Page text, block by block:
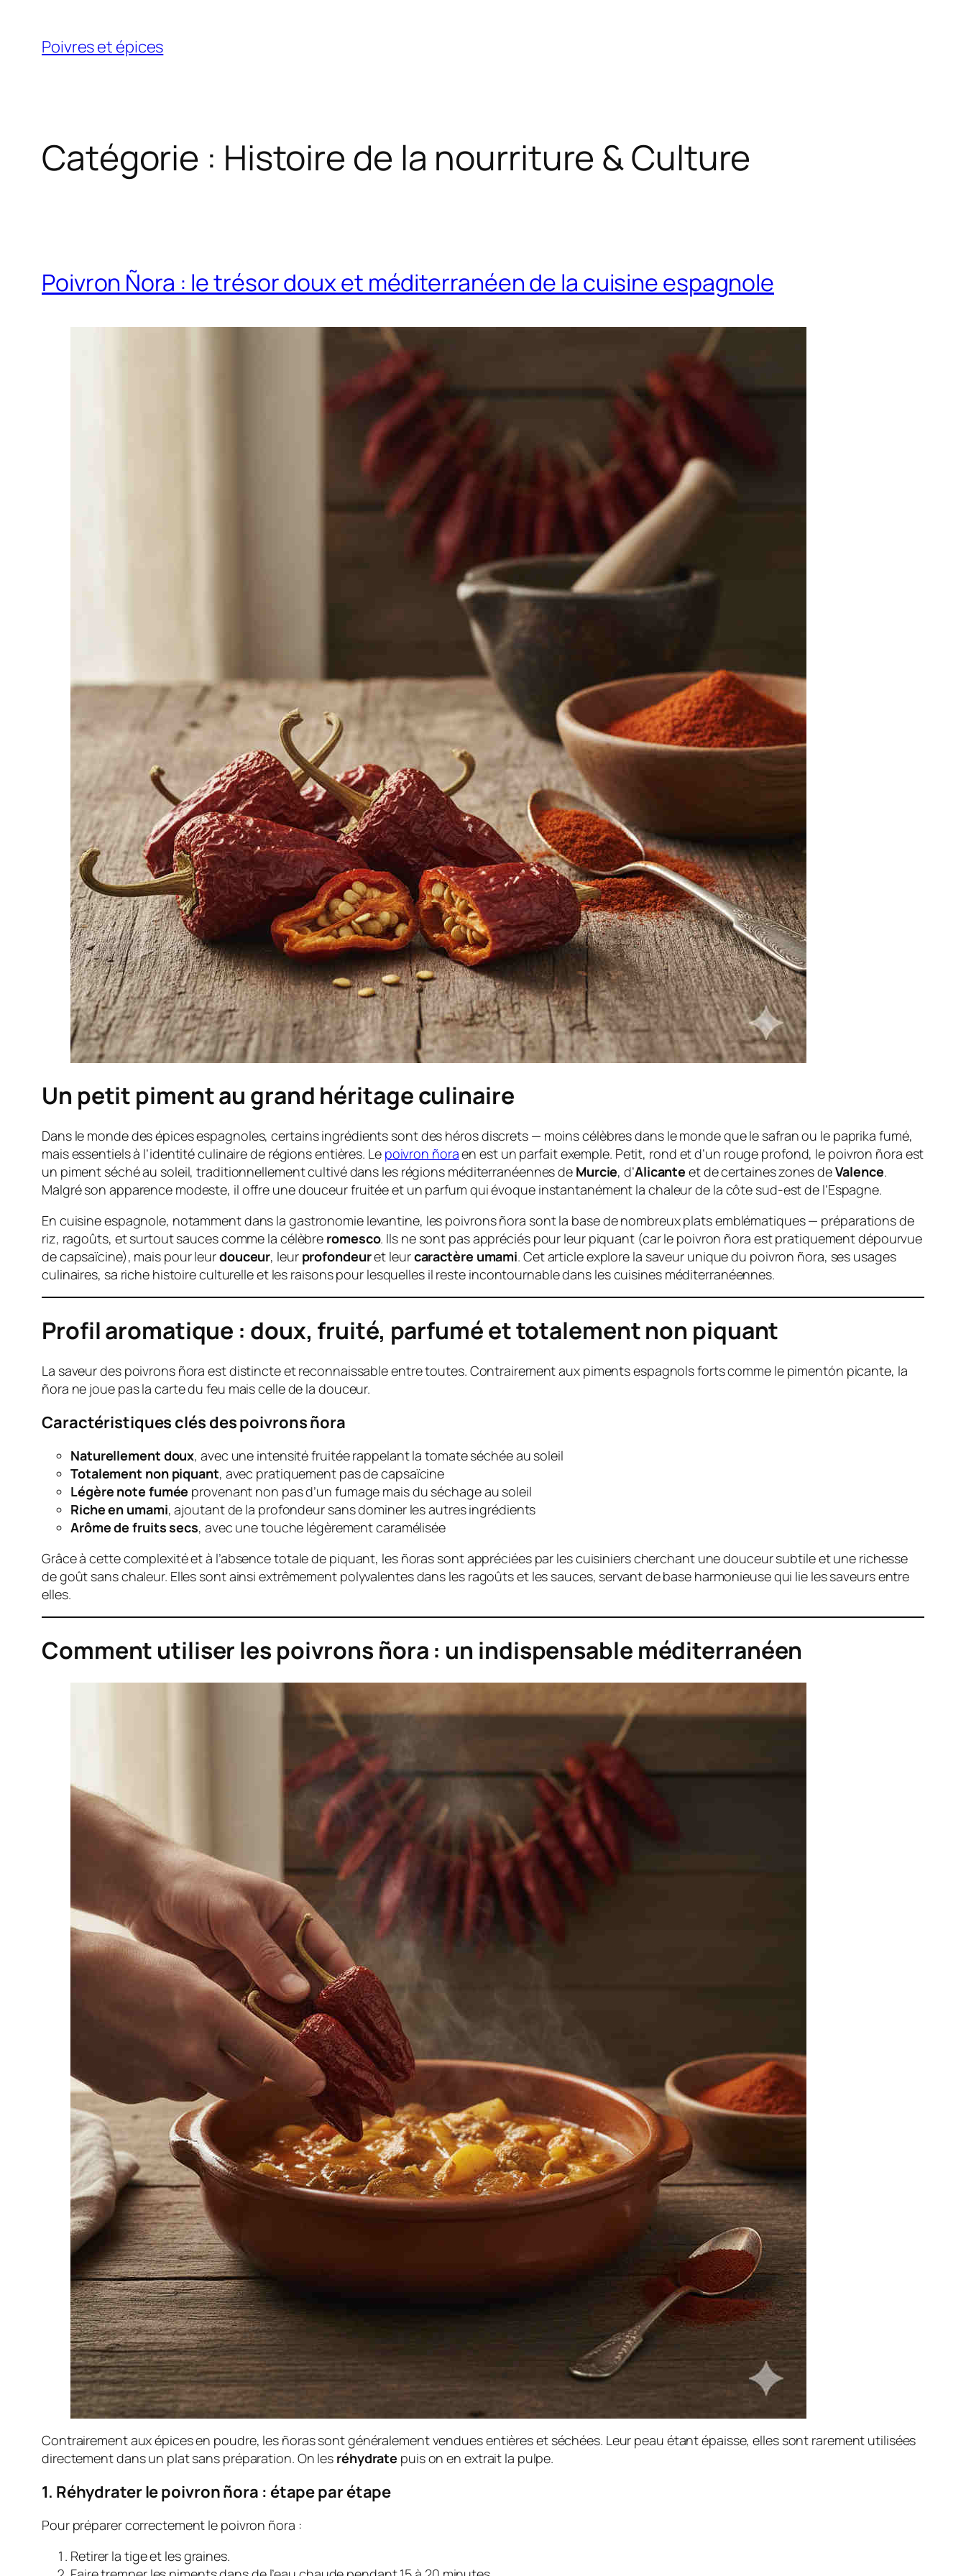
contenu
Poivres et épices
Catégorie : Histoire de la nourriture & Culture
Poivron Ñora : le trésor doux et méditerranéen de la cuisine espagnole
Un petit piment au grand héritage culinaire
Dans le monde des épices espagnoles, certains ingrédients sont des héros discrets — moins célèbres dans le monde que le safran ou le paprika fumé,
mais essentiels à l’identité culinaire de régions entières. Le poivron ñoraen est un parfait exemple. Petit, rond et d’un rouge profond, le poivron ñora est
un piment séché au soleil, traditionnellement cultivé dans les régions méditerranéennes de Murcie, d’Alicanteet de certaines zones deValence.
Malgré son apparence modeste, il offre une douceur fruitée et un parfum qui évoque instantanément la chaleur de la côte sud-est de l’Espagne.
En cuisine espagnole, notamment dans la gastronomie levantine, les poivrons ñora sont la base de nombreux plats emblématiques — préparations de
riz, ragoûts, et surtout sauces comme la célèbre romesco. Ils ne sont pas appréciés pour leur piquant (car le poivron ñora est pratiquement dépourvue
de capsaïcine), mais pour leurdouceur, leur profondeuret leurcaractère umami. Cet article explore la saveur unique du poivron ñora, ses usages
culinaires, sa riche histoire culturelle et les raisons pour lesquelles il reste incontournable dans les cuisines méditerranéennes.
Profil aromatique : doux, fruité, parfumé et totalement non piquant
La saveur des poivrons ñora est distincte et reconnaissable entre toutes. Contrairement aux piments espagnols forts comme le pimentón picante, la
ñora ne joue pas la carte du feu mais celle de la douceur.
Caractéristiques clés des poivrons ñora
Naturellement doux, avec une intensité fruitée rappelant la tomate séchée au soleil
Totalement non piquant, avec pratiquement pas de capsaïcine
Légère note fumée provenant non pas d’un fumage mais du séchage au soleil
Riche en umami, ajoutant de la profondeur sans dominer les autres ingrédients
Arôme de fruits secs, avec une touche légèrement caramélisée
Grâce à cette complexité et à l’absence totale de piquant, les ñoras sont appréciées par les cuisiniers cherchant une douceur subtile et une richesse
de goût sans chaleur. Elles sont ainsi extrêmement polyvalentes dans les ragoûts et les sauces, servant de base harmonieuse qui lie les saveurs entre
elles.
Comment utiliser les poivrons ñora : un indispensable méditerranéen
Contrairement aux épices en poudre, les ñoras sont généralement vendues entières et séchées. Leur peau étant épaisse, elles sont rarement utilisées
directement dans un plat sans préparation. On les réhydrate puis on en extrait la pulpe.
1. Réhydrater le poivron ñora : étape par étape
Pour préparer correctement le poivron ñora :
Retirer la tige et les graines.